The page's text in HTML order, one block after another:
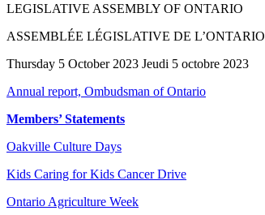
LEGISLATIVE ASSEMBLY OF ONTARIO
ASSEMBLÉE LÉGISLATIVE DE L’ONTARIO
Thursday 5 October 2023 Jeudi 5 octobre 2023
Annual report, Ombudsman of Ontario
Members’ Statements
Oakville Culture Days
Kids Caring for Kids Cancer Drive
Ontario Agriculture Week